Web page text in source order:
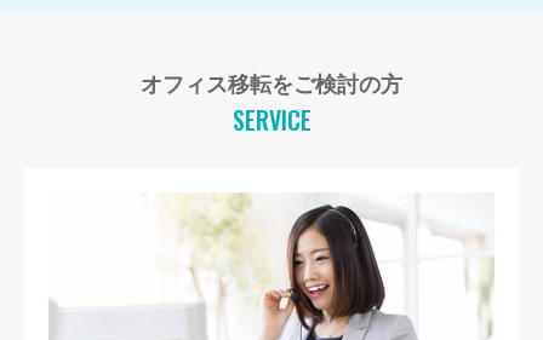
オフィス移転をご検討の方
SERVICE